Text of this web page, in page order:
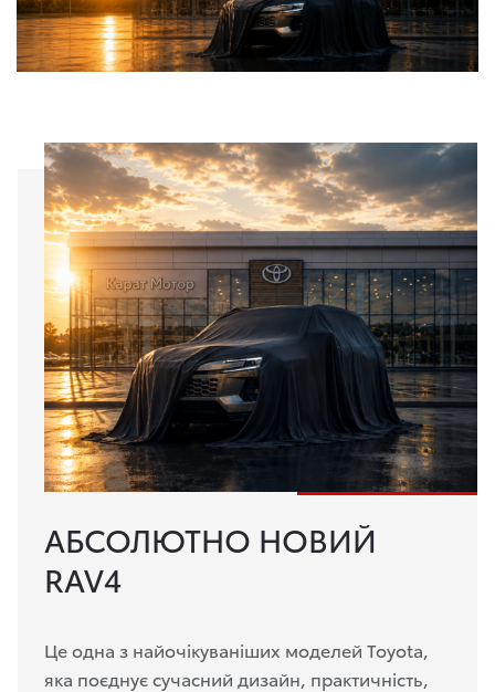
АБСОЛЮТНО НОВИЙ
RAV4
Це одна з найочікуваніших моделей Toyota,
яка поєднує сучасний дизайн, практичність,